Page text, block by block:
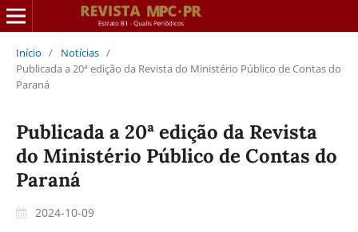
Início / Notícias /
Publicada a 20ª edição da Revista do Ministério Público de Contas do
Paraná
Publicada a 20ª edição da Revista
do Ministério Público de Contas do
Paraná
2024-10-09